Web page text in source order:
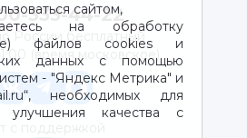
сайтом,
на обработку
файлов cookies и
данных с помощью
- "Яндекс Метрика" и
необходимых для
улучшения качества с
333-44-22
России бесплатный
(время московское)
с поддержкой